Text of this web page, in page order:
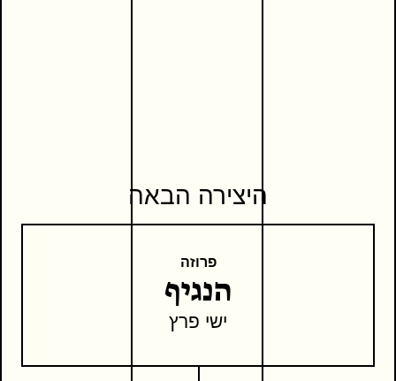
היצירה הבאה
פרוזה
הנגיף
ישי פרץ